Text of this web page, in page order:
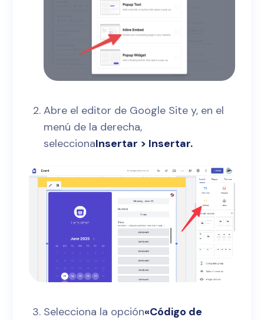
Abre el editor de Google Site y, en el
menú de la derecha,
seleccionaInsertar > Insertar.
Selecciona la opción«Código de